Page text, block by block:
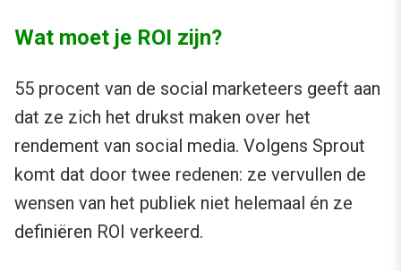
Wat moet je ROI zijn?
55 procent van de social marketeers geeft aan
dat ze zich het drukst maken over het
rendement van social media. Volgens Sprout
komt dat door twee redenen: ze vervullen de
wensen van het publiek niet helemaal én ze
definiëren ROI verkeerd.